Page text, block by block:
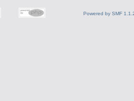
Powered by SMF